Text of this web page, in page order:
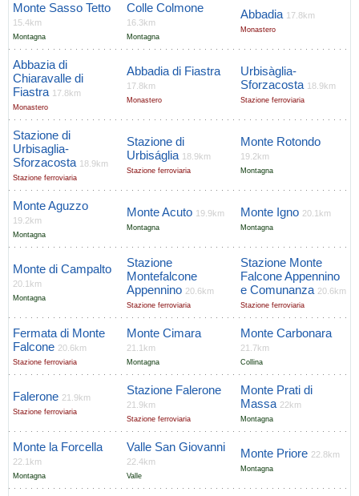
Monte Sasso Tetto
15.4km
Montagna
Colle Colmone
16.3km
Montagna
Abbadia 17.8km
Monastero
Abbazia di
Chiaravalle di
Fiastra 17.8km
Monastero
Abbadia di Fiastra
17.8km
Monastero
Urbisàglia-
Sforzacosta 18.9km
Stazione ferroviaria
Stazione di
Urbisaglia-
Sforzacosta 18.9km
Stazione ferroviaria
Stazione di
Urbiságlia 18.9km
Stazione ferroviaria
Monte Rotondo
19.2km
Montagna
Monte Aguzzo
19.2km
Montagna
Monte Acuto 19.9km
Montagna
Monte Igno 20.1km
Montagna
Monte di Campalto
20.1km
Montagna
Stazione
Montefalcone
Appennino 20.6km
Stazione ferroviaria
Stazione Monte
Falcone Appennino
e Comunanza 20.6km
Stazione ferroviaria
Fermata di Monte
Falcone 20.6km
Stazione ferroviaria
Monte Cimara
21.1km
Montagna
Monte Carbonara
21.7km
Collina
Falerone 21.9km
Stazione ferroviaria
Stazione Falerone
21.9km
Stazione ferroviaria
Monte Prati di
Massa 22km
Montagna
Monte la Forcella
22.1km
Montagna
Valle San Giovanni
22.4km
Valle
Monte Priore 22.8km
Montagna